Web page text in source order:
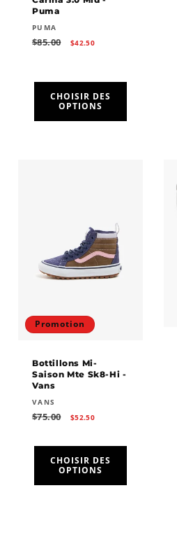
Puma
Fournisseur :
PUMA
Prix
$85.00
Prix
$42.50
CHOISIR DES
OPTIONS
Promotion
Bottillons Mi-
Saison Mte Sk8-Hi -
Vans
Fournisseur :
VANS
Prix
$75.00
Prix
$52.50
CHOISIR DES
OPTIONS